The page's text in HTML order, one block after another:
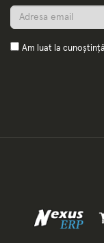
Am luat la cunoștință